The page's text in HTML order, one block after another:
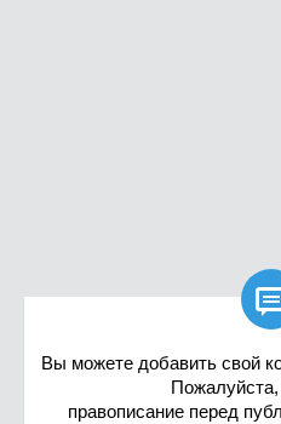
Вы можете добавить свой
правописание перед